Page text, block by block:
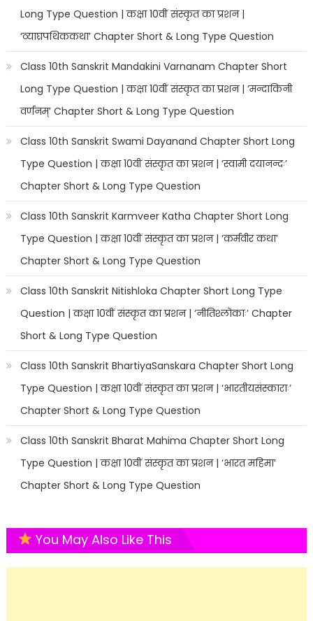
Long Type Question | कक्षा 10वीं संस्कृत का प्रशन |
‘व्याघ्रपथिककथा’ Chapter Short & Long Type Question
Class 10th Sanskrit Mandakini Varnanam Chapter Short
Long Type Question | कक्षा 10वीं संस्कृत का प्रशन | ‘मन्दाकिनी
वर्णनम्’ Chapter Short & Long Type Question
Class 10th Sanskrit Swami Dayanand Chapter Short Long
Type Question | कक्षा 10वीं संस्कृत का प्रशन | ‘स्वामी दयानन्दः’
Chapter Short & Long Type Question
Class 10th Sanskrit Karmveer Katha Chapter Short Long
Type Question | कक्षा 10वीं संस्कृत का प्रशन | ‘कर्मवीर कथा’
Chapter Short & Long Type Question
Class 10th Sanskrit Nitishloka Chapter Short Long Type
Question | कक्षा 10वीं संस्कृत का प्रशन | ‘नीतिश्लोकाः’ Chapter
Short & Long Type Question
Class 10th Sanskrit BhartiyaSanskara Chapter Short Long
Type Question | कक्षा 10वीं संस्कृत का प्रशन | ‘भारतीयसंस्काराः’
Chapter Short & Long Type Question
Class 10th Sanskrit Bharat Mahima Chapter Short Long
Type Question | कक्षा 10वीं संस्कृत का प्रशन | ‘भारत महिमा’
Chapter Short & Long Type Question
You May Also Like This